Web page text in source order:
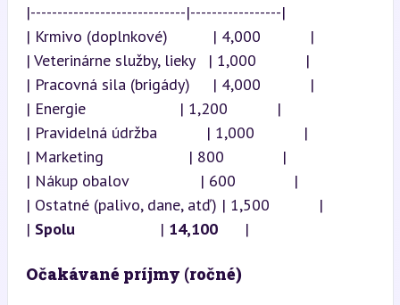
|-----------------------------|-----------------|
| Krmivo (doplnkové)          | 4,000           |
| Veterinárne služby, lieky   | 1,000           |
| Pracovná sila (brigády)     | 4,000           |
| Energie                     | 1,200           |
| Pravidelná údržba           | 1,000           |
| Marketing                   | 800             |
| Nákup obalov                | 600             |
| Ostatné (palivo, dane, atď) | 1,500           |
| Spolu
                   |
14,100
      |
Očakávané príjmy (ročné)